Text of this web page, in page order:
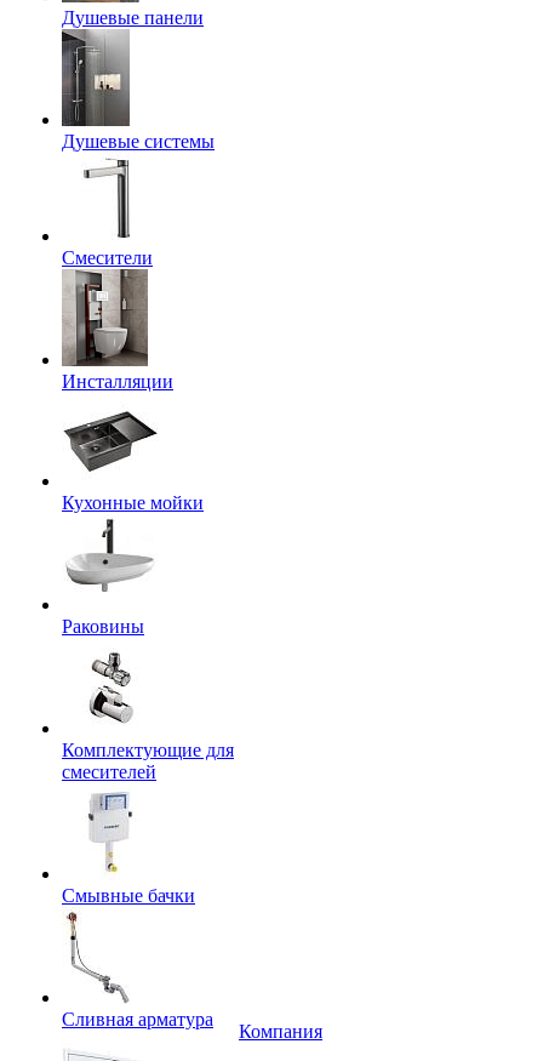
Душевые панели
Душевые системы
Смесители
Инсталляции
Кухонные мойки
Раковины
Комплектующие для
смесителей
Смывные бачки
Сливная арматура
Компания